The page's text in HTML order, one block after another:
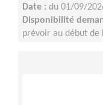
Date : du 01/09/
Disponibilité
prévoir au début